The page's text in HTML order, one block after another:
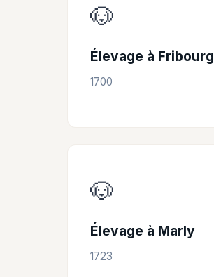
🐶
Élevage à Fribourg
1700
🐶
Élevage à Marly
1723